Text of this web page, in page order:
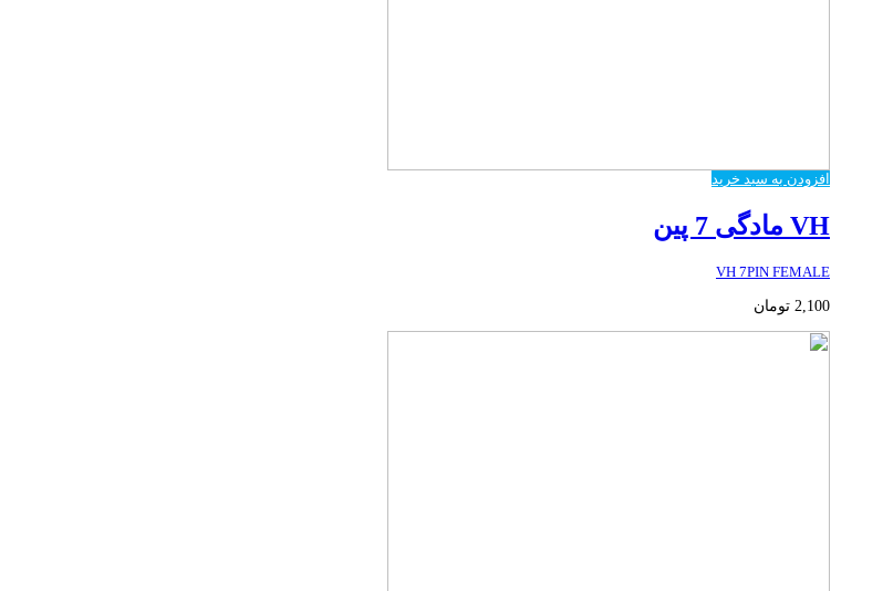
افزودن به سبد خرید
VH مادگی 7 پین
VH 7PIN FEMALE
2,100 تومان